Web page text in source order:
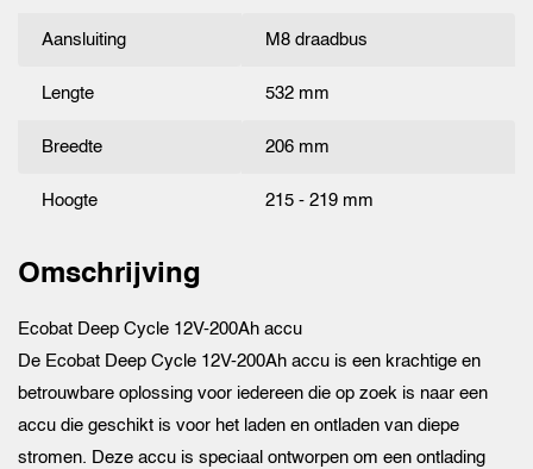
Aansluiting M8 draadbus
Lengte 532 mm
Breedte 206 mm
Hoogte 215 - 219 mm
Omschrijving
Ecobat Deep Cycle 12V-200Ah accu
De Ecobat Deep Cycle 12V-200Ah accu is een krachtige en
betrouwbare oplossing voor iedereen die op zoek is naar een
accu die geschikt is voor het laden en ontladen van diepe
stromen. Deze accu is speciaal ontworpen om een ontlading